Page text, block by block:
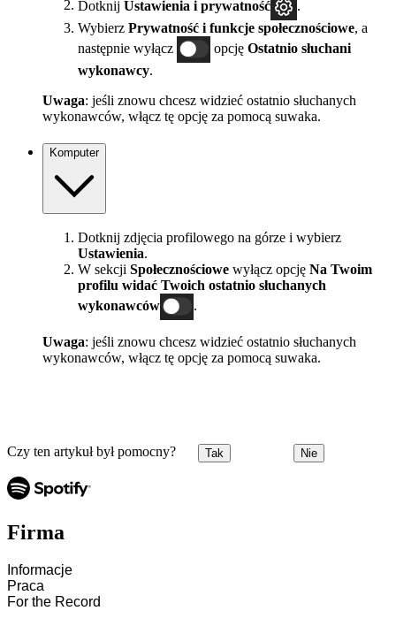
Dotknij Ustawienia i prywatność
.
Wybierz Prywatność i funkcje społecznościowe, a
następnie wyłącz
opcję Ostatnio słuchani
wykonawcy.
Uwaga: jeśli znowu chcesz widzieć ostatnio słuchanych
wykonawców, włącz tę opcję za pomocą suwaka.
Komputer
Dotknij zdjęcia profilowego na górze i wybierz
Ustawienia.
W sekcji Społecznościowe wyłącz opcję Na Twoim
profilu widać Twoich ostatnio słuchanych
wykonawców
.
Uwaga: jeśli znowu chcesz widzieć ostatnio słuchanych
wykonawców, włącz tę opcję za pomocą suwaka.
Czy ten artykuł był pomocny? Tak Nie
Firma
Informacje
Praca
For the Record